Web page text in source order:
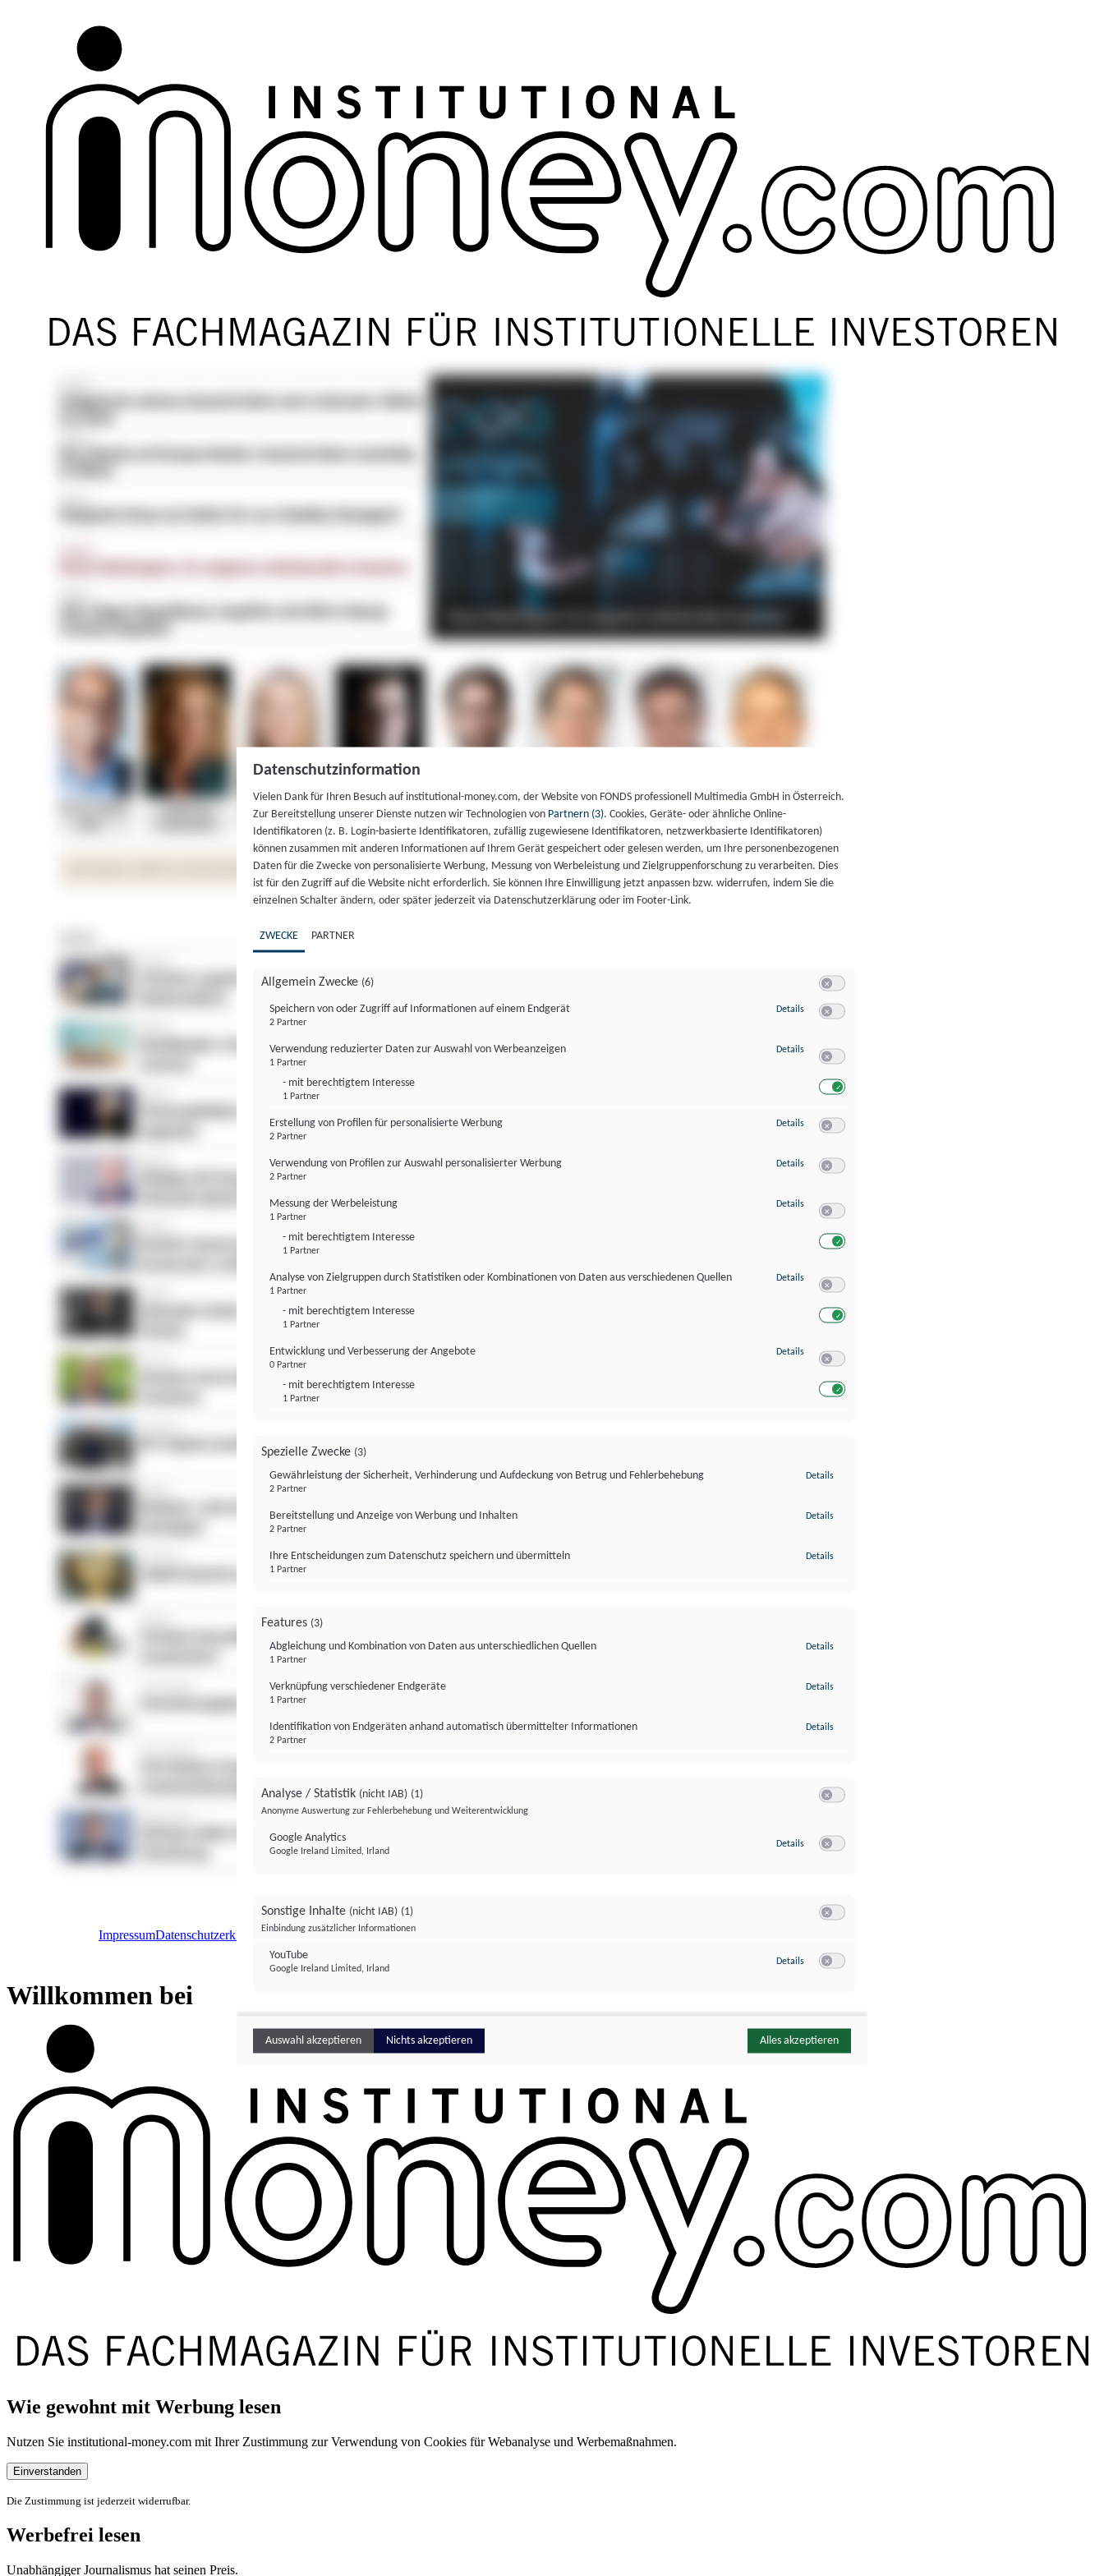
ImpressumDatenschutzerklärungDatenschutzeinstellungen
Willkommen bei
Wie gewohnt mit Werbung lesen
Nutzen Sie institutional-money.com mit Ihrer Zustimmung zur Verwendung von Cookies für Webanalyse und Werbemaßnahmen.
Einverstanden
Die Zustimmung ist jederzeit widerrufbar.
Werbefrei lesen
Unabhängiger Journalismus hat seinen Preis.
Datenschutzinformation
Vielen Dank für Ihren Besuch auf institutional-money.com, der Website von FONDS professionell Multimedia GmbH in Österreich.
Zur Bereitstellung unserer Dienste nutzen wir Technologien von Partnern (3). Cookies, Geräte- oder ähnliche Online-
Identifikatoren (z. B. Login-basierte Identifikatoren, zufällig zugewiesene Identifikatoren, netzwerkbasierte Identifikatoren)
können zusammen mit anderen Informationen auf Ihrem Gerät gespeichert oder gelesen werden, um Ihre personenbezogenen
Daten für die Zwecke von personalisierte Werbung, Messung von Werbeleistung und Zielgruppenforschung zu verarbeiten. Dies
ist für den Zugriff auf die Website nicht erforderlich. Sie können Ihre Einwilligung jetzt anpassen bzw. widerrufen, indem Sie die
einzelnen Schalter ändern, oder später jederzeit via Datenschutzerklärung oder im Footer-Link.
ZWECKE PARTNER
Allgemein Zwecke (6)
Speichern von oder Zugriff auf Informationen auf einem Endgerät
2 Partner
Details zu Speichern von oder Zugriff auf Informationen auf einem Endgerät
Verwendung reduzierter Daten zur Auswahl von Werbeanzeigen
1 Partner
- mit berechtigtem Interesse
1 Partner
Details zu Verwendung reduzierter Daten zur Auswahl von Werbeanzeigen
Erstellung von Profilen für personalisierte Werbung
2 Partner
Details zu Erstellung von Profilen für personalisierte Werbung
Verwendung von Profilen zur Auswahl personalisierter Werbung
2 Partner
Details zu Verwendung von Profilen zur Auswahl personalisierter Werbung
Messung der Werbeleistung
1 Partner
- mit berechtigtem Interesse
1 Partner
Details zu Messung der Werbeleistung
Analyse von Zielgruppen durch Statistiken oder Kombinationen von Daten aus verschiedenen Quellen
1 Partner
- mit berechtigtem Interesse
1 Partner
Details zu Analyse von Zielgruppen durch Statistiken oder Kombinationen von
Entwicklung und Verbesserung der Angebote
0 Partner
- mit berechtigtem Interesse
1 Partner
Details zu Entwicklung und Verbesserung der Angebote
Spezielle Zwecke (3)
Gewährleistung der Sicherheit, Verhinderung und Aufdeckung von Betrug und Fehlerbehebung
2 Partner
Details
Bereitstellung und Anzeige von Werbung und Inhalten
2 Partner
Details
Ihre Entscheidungen zum Datenschutz speichern und übermitteln
1 Partner
Details
Features (3)
Abgleichung und Kombination von Daten aus unterschiedlichen Quellen
1 Partner
Details
Verknüpfung verschiedener Endgeräte
1 Partner
Details
Identifikation von Endgeräten anhand automatisch übermittelter Informationen
2 Partner
Details
Analyse / Statistik (nicht IAB) (1)
Anonyme Auswertung zur Fehlerbehebung und Weiterentwicklung
Google Analytics
Google Ireland Limited, Irland
Details zu Google Analytics
Sonstige Inhalte (nicht IAB) (1)
Einbindung zusätzlicher Informationen
YouTube
Google Ireland Limited, Irland
Details zu YouTube
Auswahl akzeptieren Nichts akzeptieren Alles akzeptieren